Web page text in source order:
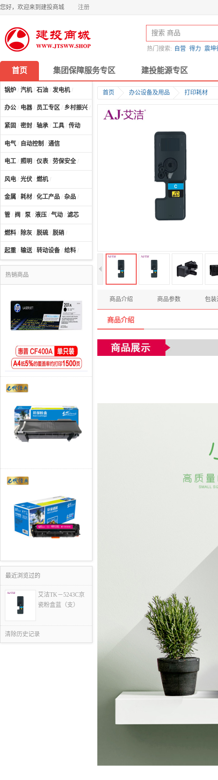
您好，欢迎来到建投商城 注册
热门搜索: 自营 得力 震坤
首页 集团保障服务专区 建投能源专区
锅炉 / 汽机/ 石油 / 发电机/
办公 / 电器 / 员工专区 / 乡村振兴 / 计算机及配件
紧固 / 密封 / 轴承 / 工具 / 传动
电气 / 自动控制 / 通信
电工 / 照明 / 仪表 / 劳保安全 /
风电 / 光伏 / 燃机/
金属 / 耗材 / 化工产品 / 杂品 /
管 / 阀 / 泵 / 液压 / 气动 / 滤芯
燃料 / 除灰 / 脱硫 / 脱硝 /
起重 / 输送/ 转动设备 / 给料 /
热销商品
最近浏览过的
艾洁TK－5243C京
瓷粉盒蓝（支）
清除历史记录
首页 办公设备及用品 打印耗材
商品介绍 商品参数 包装
商品介绍